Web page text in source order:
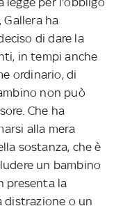
Gallera ha
di dare la
in tempi anche
ordinario, di
non può
Che ha
alla mera
sostanza, che è
un bambino
presenta la
distrazione o un